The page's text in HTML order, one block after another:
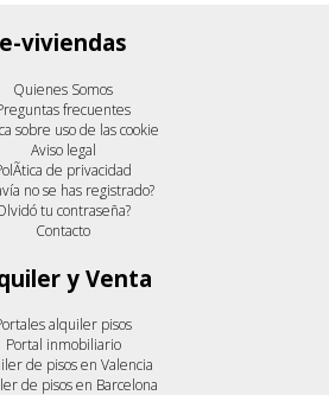
e-viviendas
Quienes Somos
frecuentes
sobre uso de las cookie
Aviso legal
de privacidad
no se has registrado?
tu contraseña?
Contacto
y Venta
alquiler pisos
Portal inmobiliario
de pisos en Valencia
de pisos en Barcelona